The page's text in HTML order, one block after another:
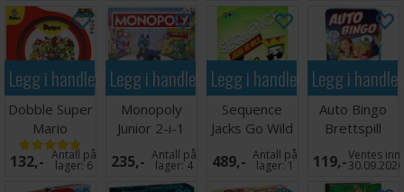
Legg i handlekurven
Dobble Super
Mario
Brettspill
132,- Antall på
lager:6
Legg i handlekurven
Monopoly
Junior 2-i-1
Brettspill
235,- Antall på
lager:4
Legg i handlekurven
Sequence
Jacks Go Wild
- SVENSK
489,- Antall på
lager:1
Legg i
Auto Bingo
Brettspill
119,-Ventes inn
30.09.2026